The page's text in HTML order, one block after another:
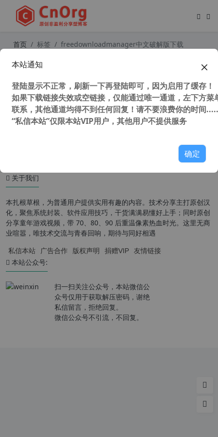
首页 标签 freedownloadmanager中文破解版下载
IDM替代并超越软件 Free Download
力链接，下载速度飙升，下载国外资
源超迅雷
关于我们
本扎根草根，为普通用户提供实用有趣的内容。技术分享主打原创汉
化，聚焦系统封装、软件应用技巧，干货满满易懂好上手；同时原创
分享童年游戏视频，带 70、80、90 后重温像素热血时光。这里无商
业喧嚣，唯技术交流与青春回响，期待与同好相遇
私信本站 广告合作 版权声明 捐赠VIP 友情链接
本站公众号:
扫一扫关注公众号，本站微信公
众号仅用于获取解压密码，谢绝
私信留言，拒绝回复。
微信公众号不引流，不回复。
本站通知
登陆显示不正常，刷新一下再登陆即可，因为启用了缓存！
如果下载链接失效或空链接，仅能通过唯一通道，左下方菜
联系，其他通道均得不到任何回复！请不要浪费你的时间
“私信本站”仅限本站VIP用户，其他用户不提供服务
确定